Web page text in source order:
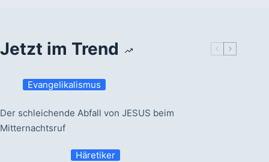
Jetzt im Trend
Evangelikalismus
Der schleichende Abfall von JESUS beim
Mitternachtsruf
Häretiker